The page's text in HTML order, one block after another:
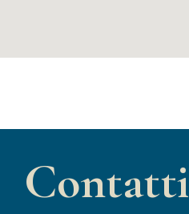
Contatti